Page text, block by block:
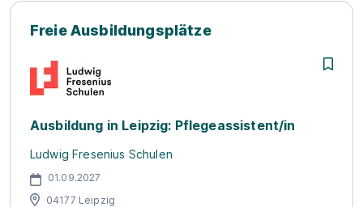
Freie Ausbildungsplätze
Ausbildung in Leipzig: Pflegeassistent/in
Ludwig Fresenius Schulen
01.09.2027
04177 Leipzig